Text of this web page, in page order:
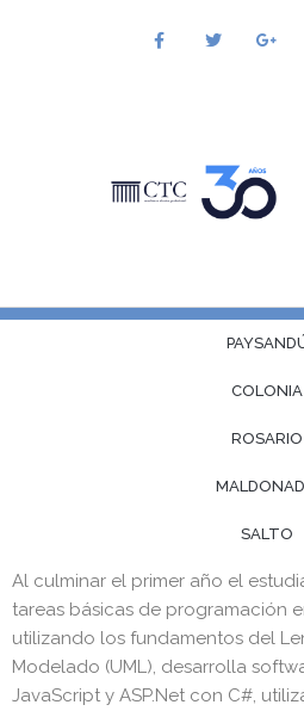
COLONIA
ROSARIO
SALTO
para desempeñarse como
de software y en la
tecnologías de la información.
Al culminar el primer año el
tareas básicas de programación
utilizando los fundamentos del
Modelado (UML), desarrolla
JavaScript y ASP.Net con C#,